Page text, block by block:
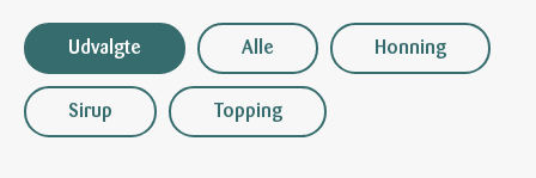
Udvalgte Alle Honning
Sirup Topping